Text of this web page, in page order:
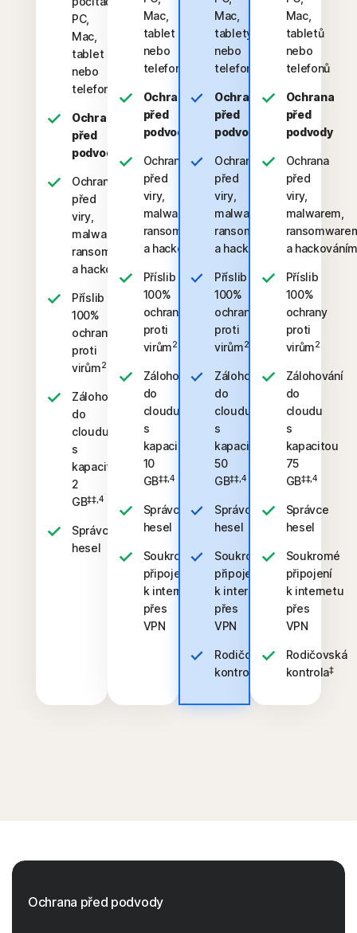
PC,
Mac,
tablet
nebo
telefon
Ochrana
před
podvody
Ochrana
před
viry,
malwarem,
ransomwarem
a hackováním
Příslib
100%
ochrany
proti
virům2
Zálohování
do
cloudu
s
kapacitou
2
GB‡‡,4
Správce
hesel
Mac,
tablet
nebo
telefon
Ochrana
před
podvody
Ochrana
před
viry,
malwarem,
ransomwarem
a hackováním
Příslib
100%
ochrany
proti
virům2
Zálohování
do
cloudu
s
kapacitou
10
GB‡‡,4
Správce
hesel
Soukromé
připojení
k internetu
přes
VPN
Mac,
tablety
nebo
telefony
Ochrana
před
podvody
Ochrana
před
viry,
malwarem,
ransomwarem
a hackováním
Příslib
100%
ochrany
proti
virům2
Zálohování
do
cloudu
s
kapacitou
50
GB‡‡,4
Správce
hesel
Soukromé
připojení
k internetu
přes
VPN
Rodičovská
kontrola
Mac,
tabletů
nebo
telefonů
Ochrana
před
podvody
Ochrana
před
viry,
malwarem,
a hackováním
Příslib
100%
ochrany
proti
virům2
Zálohování
do
cloudu
s
kapacitou
75
GB‡‡,4
Správce
hesel
Soukromé
připojení
k internetu
přes
VPN
Rodičovská
kontrola‡
Ochrana před podvody